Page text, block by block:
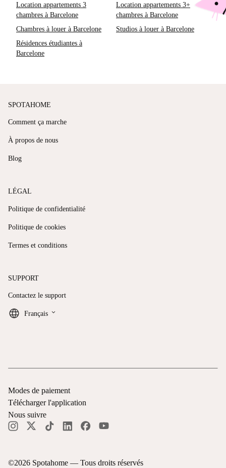
Location appartements 3
chambres à Barcelone
Location appartements 3+
chambres à Barcelone
Chambres à louer à Barcelone
Studios à louer à Barcelone
Résidences étudiantes à
Barcelone
SPOTAHOME
Comment ça marche
À propos de nous
Blog
LÉGAL
Politique de confidentialité
Politique de cookies
Termes et conditions
SUPPORT
Contactez le support
Français keyboard_arrow_down
©2026 Spotahome — Tous droits réservés
Modes de paiement
Télécharger l'application
Nous suivre